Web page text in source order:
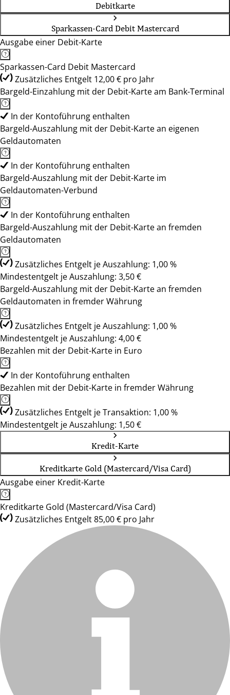
Debitkarte
Sparkassen-Card Debit Mastercard
Ausgabe einer Debit-Karte
Sparkassen-Card Debit Mastercard
Zusätzliches Entgelt 12,00 € pro Jahr
Bargeld-Einzahlung mit der Debit-Karte am Bank-Terminal
In der Kontoführung enthalten
Bargeld-Auszahlung mit der Debit-Karte an eigenen
Geldautomaten
In der Kontoführung enthalten
Bargeld-Auszahlung mit der Debit-Karte im
Geldautomaten-Verbund
In der Kontoführung enthalten
Bargeld-Auszahlung mit der Debit-Karte an fremden
Geldautomaten
Zusätzliches Entgelt je Auszahlung: 1,00 %
Mindestentgelt je Auszahlung: 3,50 €
Bargeld-Auszahlung mit der Debit-Karte an fremden
Geldautomaten in fremder Währung
Zusätzliches Entgelt je Auszahlung: 1,00 %
Mindestentgelt je Auszahlung: 4,00 €
Bezahlen mit der Debit-Karte in Euro
In der Kontoführung enthalten
Bezahlen mit der Debit-Karte in fremder Währung
Zusätzliches Entgelt je Transaktion: 1,00 %
Mindestentgelt je Auszahlung: 1,50 €
Kredit-Karte
Kreditkarte Gold (Mastercard/Visa Card)
Ausgabe einer Kredit-Karte
Kreditkarte Gold (Mastercard/Visa Card)
Zusätzliches Entgelt 85,00 € pro Jahr